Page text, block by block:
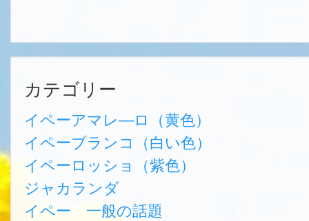
カテゴリー
イペーアマレ―ロ（黄色）
イペーブランコ（白い色）
イペーロッショ（紫色）
ジャカランダ
イペー 一般の話題